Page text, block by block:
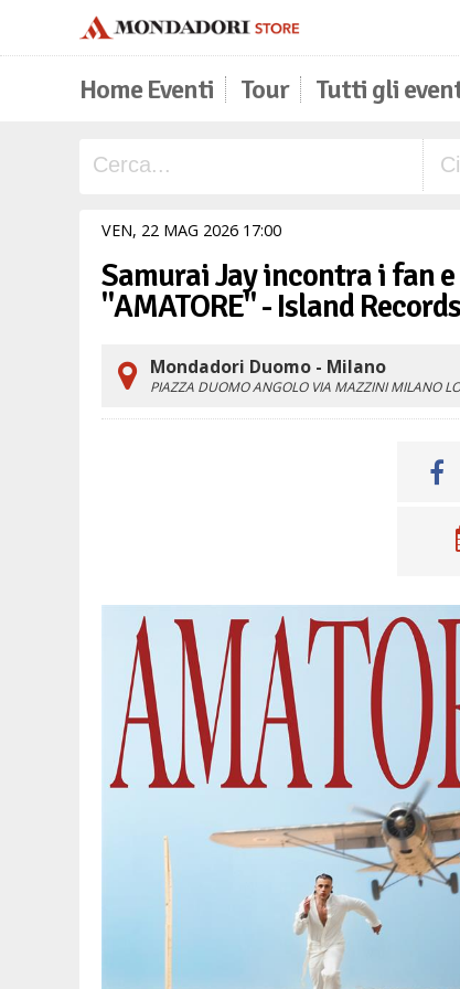
Home Eventi Tour Tutti gli
VEN, 22 MAG 2026 1700
Samurai Jay incontra i fan
"AMATORE" - Island Records
Mondadori Duomo - Milano
PIAZZA DUOMO ANGOLO VIA MAZZINIMILANO